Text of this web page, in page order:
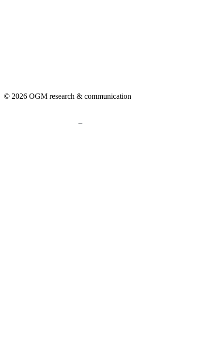
© 2026 OGM research & communication
–